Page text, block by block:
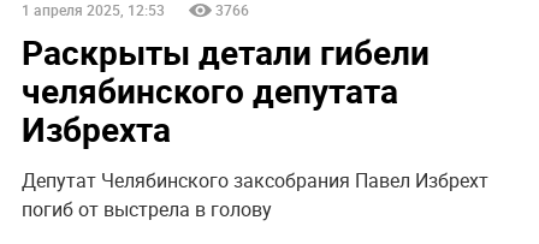
1 апреля 2025, 12:53 3766
Раскрыты детали гибели
челябинского депутата
Избрехта
Депутат Челябинского заксобрания Павел Избрехт
погиб от выстрела в голову